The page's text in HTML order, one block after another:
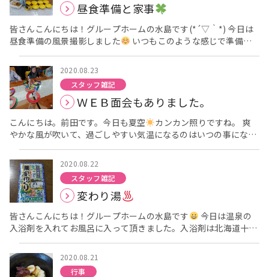
昼食準備と家事
皆さんこんにちは！グループホームの水島です(*´▽｀*) 今日は
昼食準備の風景撮影しました
れています
洗濯物も干して頂いてます
では今日はここまで
(*´▽｀*) グループホーム香寿庵：水島
2020.08.23
スタッフ雑記
ＷＥＢ面会もありました。
こんにちは。前田です。今日も夏空
カンカン照りですね。 爽
やかな風が吹いて、過ごしやすい気温になるのはいつの事になる
のでしょうか
敷地内を散歩して見かける花は減ってきました
が、香寿庵前のプランターに咲く花は健気に背を伸ばし育まれて
きました。 ＋＋ 今日はＷＥＢ面会が１件ありました。 ご家
族様とのＷＥＢ面会で笑顔になられ、時には手を振っておられま
した。 直接面会の出来ない昨今、やはり姿を見られるだけでも嬉
しくなるものですね。
エーションに、輪投げ をしました。 皆様 真剣
に輪を投げ
て、入ってはおおいに喜び(´∀｀)、外しては本気で残念( ´△｀)
がっておられました。 とても楽しい(((o(*ﾟ∀ﾟ*)o)))ひと時を過
ごせたようで何よりです。 ＋＋ それでは、今日はこの辺りで。
グループホーム香寿庵 前田
2020.08.22
スタッフ雑記
変わり湯
皆さんこんにちは！グループホームの水島です
入浴剤を入れてお風呂に入って頂きました。入浴剤は北海道十勝
川の湯です
写真では分かりにくいですが入浴剤を入れると薄
い赤色でにごり湯でした
ました！ そして今日も一緒に家事をし体操・施設の敷地内を歩き
2020.08.21
行事